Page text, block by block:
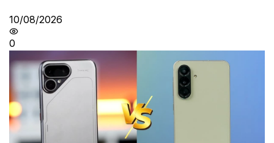
10/08/2026
0